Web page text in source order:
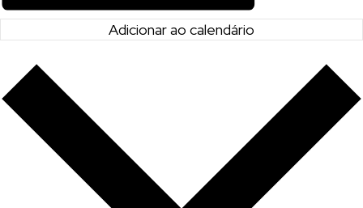
Adicionar ao calendário